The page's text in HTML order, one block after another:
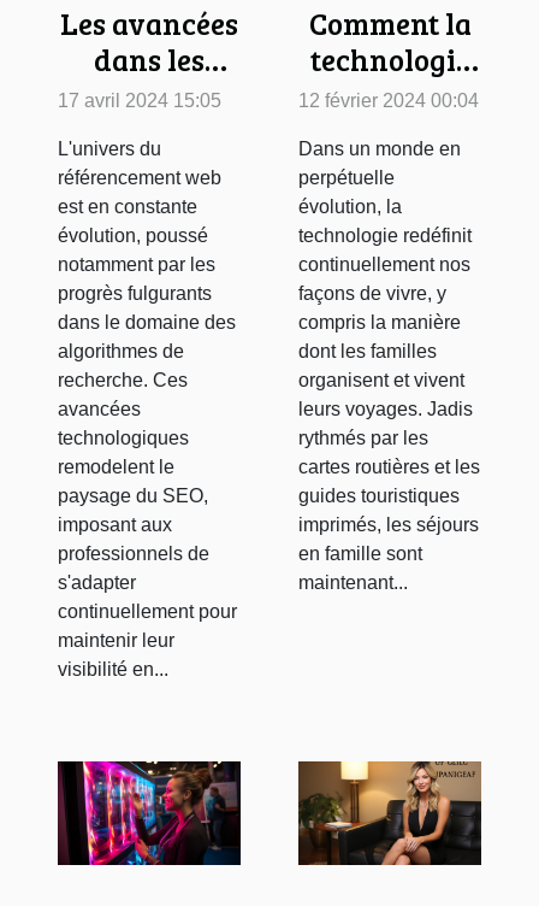
Les avancées
dans les
algorithmes
de recherche
et leur
influence
sur le SEO
17 avril 2024 15:05
L'univers du
référencement web
est en constante
évolution, poussé
notamment par les
progrès fulgurants
dans le domaine des
algorithmes de
recherche. Ces
avancées
technologiques
remodelent le
paysage du SEO,
imposant aux
professionnels de
s'adapter
continuellement pour
maintenir leur
visibilité en...
Comment la
technologie
change-t-elle
la manière
dont les
familles
voyagent ?
12 février 2024 00:04
Dans un monde en
perpétuelle
évolution, la
technologie redéfinit
continuellement nos
façons de vivre, y
compris la manière
dont les familles
organisent et vivent
leurs voyages. Jadis
rythmés par les
cartes routières et les
guides touristiques
imprimés, les séjours
en famille sont
maintenant...